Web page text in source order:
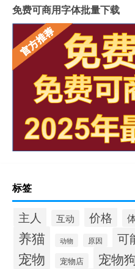
免费可商用字体批量下载
标签
主人 互动 价格
养猫 动物 原因 可
宠物 宠物店 宠物